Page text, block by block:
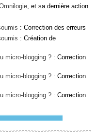
, et sa dernière action
: Correction des erreurs
: Création de
micro-blogging ? : Correction
micro-blogging ? : Correction
micro-blogging ? : Correction